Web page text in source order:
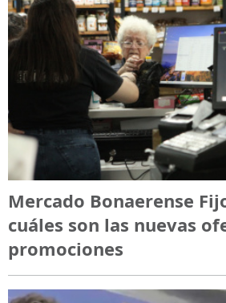
Mercado Bonaerense
cuáles son las nuevas
promociones